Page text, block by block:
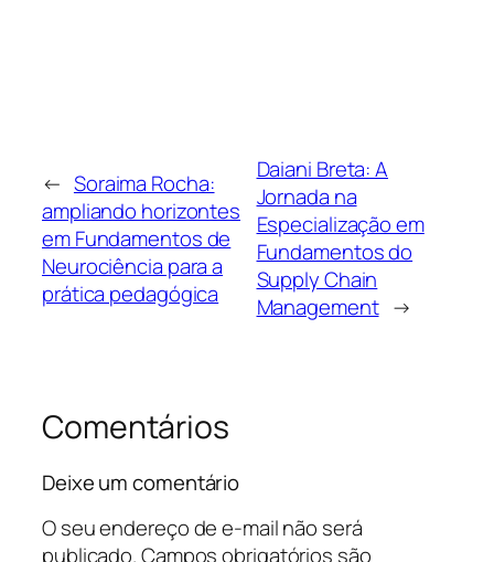
← Soraima Rocha:
ampliando horizontes
em Fundamentos de
Neurociência para a
prática pedagógica
Daiani Breta: A
Jornada na
Especialização em
Fundamentos do
Supply Chain
Management →
Comentários
Deixe um comentário
O seu endereço de e-mail não será
publicado.Campos obrigatórios são